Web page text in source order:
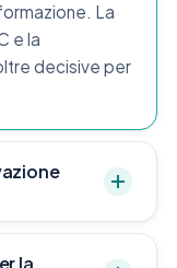
La
e la
decisive per